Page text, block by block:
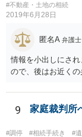
#不動産・土地の相続
2019年6月28日
匿名A 弁護士
情報を小出しにさ
ので、後はお近くの
9 家庭裁判所
#調停 #相続手続き #